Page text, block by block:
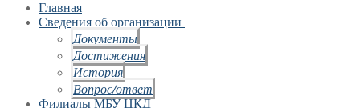
Главная
Сведения об организации
Документы
Достижения
История
Вопрос/ответ
Филиалы МБУ ЦКД